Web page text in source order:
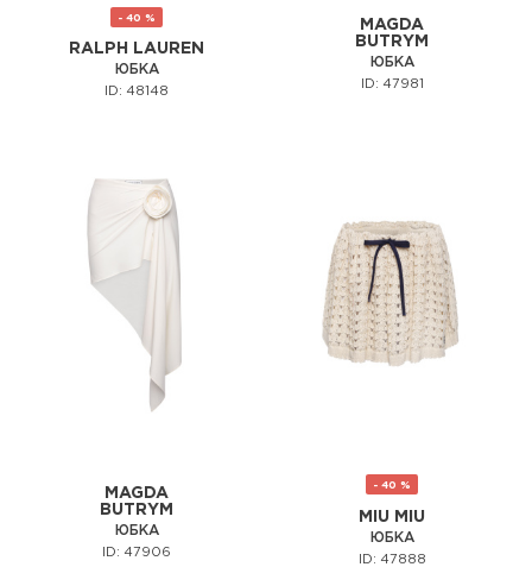
- 40 %
RALPH LAUREN
ЮБКА
ID: 48148
MAGDA
BUTRYM
ЮБКА
ID: 47981
MAGDA
BUTRYM
ЮБКА
ID: 47906
- 40 %
MIU MIU
ЮБКА
ID: 47888